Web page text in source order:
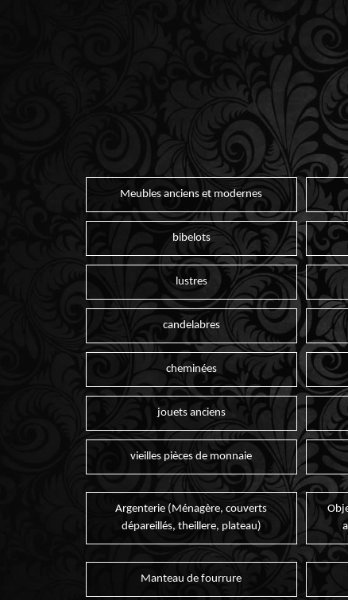
Meubles anciens et modernes
bibelots
lustres
candelabres
cheminées
jouets anciens
vieilles pièces de monnaie
Argenterie (Ménagère, couverts
dépareillés, theillere, plateau)
Manteau de fourrure